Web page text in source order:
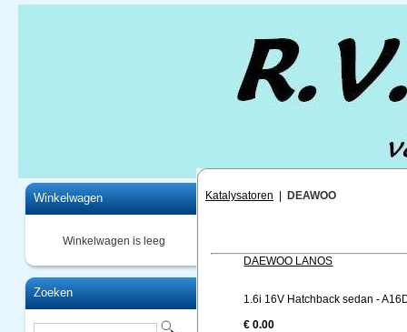
Winkelwagen
Winkelwagen is leeg
Zoeken
Katalysatoren DEAWOO
DAEWOO LANOS
1.6i 16V Hatchback sedan -
€ 0.00